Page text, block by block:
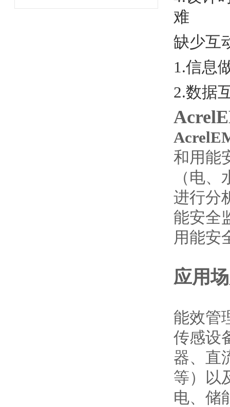
难
缺少互
1.信息
2.数据
和用能
（电
进行分
能安全
用能安
应用
能效管
传感设
器、直
等）以
电、储